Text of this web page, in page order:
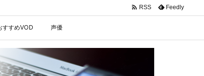
すすめVOD 声優
 RSS Feedly